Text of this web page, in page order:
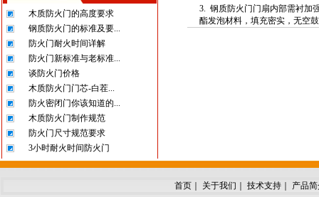
木质防火门的高度要求
钢质防火门的标准及要...
防火门耐火时间详解
防火门新标准与老标准...
谈防火门价格
木质防火门门芯-白茬...
防火密闭门你该知道的...
木质防火门制作规范
防火门尺寸规范要求
3小时耐火时间防火门
3. 钢质防火门门扇内部需衬加
酯发泡材料，填充密实，无空
首页｜ 关于我们 技术支持｜ 产品简